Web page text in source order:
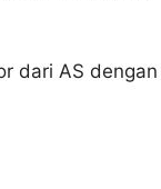
dari AS